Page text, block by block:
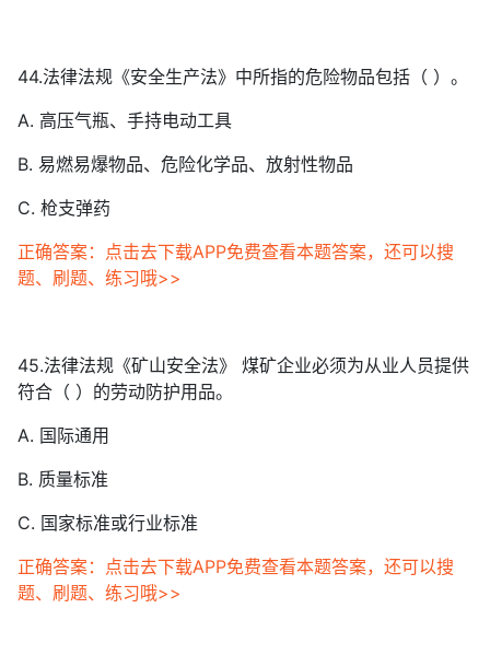
44.法律法规《安全生产法》中所指的危险物品包括（ ）。
A. 高压气瓶、手持电动工具
B. 易燃易爆物品、危险化学品、放射性物品
C. 枪支弹药
正确答案：点击去下载APP免费查看本题答案，还可以搜
题、刷题、练习哦>>
45.法律法规《矿山安全法》 煤矿企业必须为从业人员提供
符合（ ）的劳动防护用品。
A. 国际通用
B. 质量标准
C. 国家标准或行业标准
正确答案：点击去下载APP免费查看本题答案，还可以搜
题、刷题、练习哦>>